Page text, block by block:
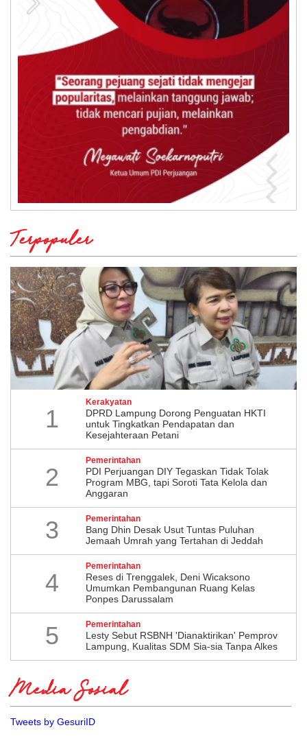
Terpopuler
1
Kerakyatan
DPRD Lampung Dorong Penguatan HKTI
untuk Tingkatkan Pendapatan dan
Kesejahteraan Petani
2
Pemerintahan
PDI Perjuangan DIY Tegaskan Tidak Tolak
Program MBG, tapi Soroti Tata Kelola dan
Anggaran
3 Pemerintahan
Bang Dhin Desak Usut Tuntas Puluhan
Jemaah Umrah yang Tertahan di Jeddah
4
Pemerintahan
​Reses di Trenggalek, Deni Wicaksono
Umumkan Pembangunan Ruang Kelas
Ponpes Darussalam
5 Pemerintahan
Lesty Sebut RSBNH 'Dianaktirikan' Pemprov
Lampung, Kualitas SDM Sia-sia Tanpa Alkes
Media Sosial
Tweets by GesuriID